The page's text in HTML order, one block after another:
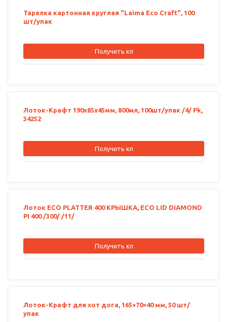
Тарелка картонная круглая "Laima Eco Craft", 100
шт/упак
Получить кп
Лоток-Крафт 190х85х45мм, 800мл, 100шт/упак /4/ Рk,
34252
Получить кп
Лоток ECO PLATTER 400 КРЫШКА, ECO LID DIAMOND
PI 400 /300/ /11/
Получить кп
Лоток-Крафт для хот дога, 165×70×40 мм, 50 шт/
упак